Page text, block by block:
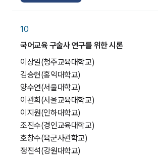
10
국어교육 구술사 연구를 위한 시론
이상일(청주교육대학교)
김승현(홍익대학교)
양수연(서울대학교)
이관희 (서울교육대학교)
이지원(인하대학교)
조진수(경인교육대학교)
호창수(육군사관학교)
정진석(강원대학교)